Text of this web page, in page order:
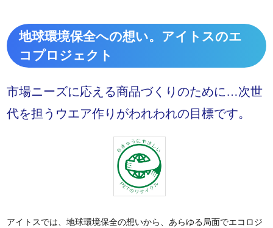
地球環境保全への想い。アイトスのエ
コプロジェクト
市場ニーズに応える商品づくりのために…次世
代を担うウエア作りがわれわれの目標です。
アイトスでは、地球環境保全の想いから、あらゆる局面でエコロジ